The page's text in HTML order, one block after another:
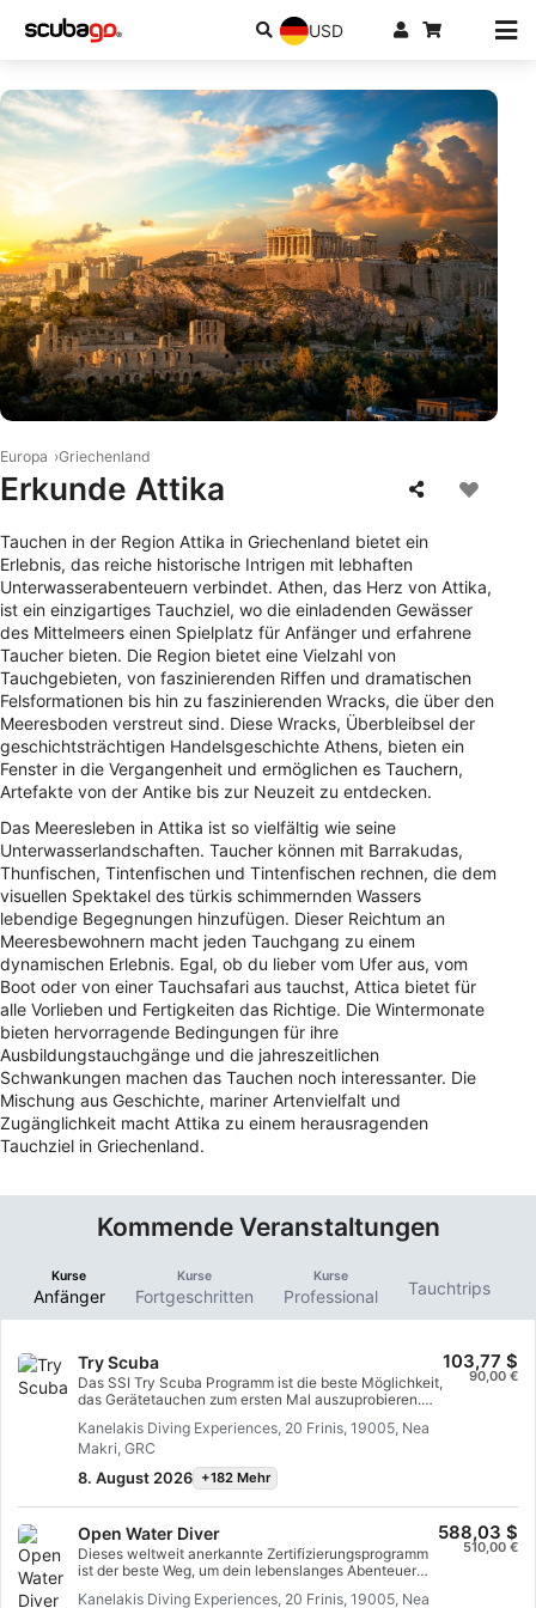
USD
Europa Griechenland
Erkunde Attika
Tauchen in der Region Attika in Griechenland bietet ein
Erlebnis, das reiche historische Intrigen mit lebhaften
Unterwasserabenteuern verbindet. Athen, das Herz von Attika,
ist ein einzigartiges Tauchziel, wo die einladenden Gewässer
des Mittelmeers einen Spielplatz für Anfänger und erfahrene
Taucher bieten. Die Region bietet eine Vielzahl von
Tauchgebieten, von faszinierenden Riffen und dramatischen
Felsformationen bis hin zu faszinierenden Wracks, die über den
Meeresboden verstreut sind. Diese Wracks, Überbleibsel der
geschichtsträchtigen Handelsgeschichte Athens, bieten ein
Fenster in die Vergangenheit und ermöglichen es Tauchern,
Artefakte von der Antike bis zur Neuzeit zu entdecken.
Das Meeresleben in Attika ist so vielfältig wie seine
Unterwasserlandschaften. Taucher können mit Barrakudas,
Thunfischen, Tintenfischen und Tintenfischen rechnen, die dem
visuellen Spektakel des türkis schimmernden Wassers
lebendige Begegnungen hinzufügen. Dieser Reichtum an
Meeresbewohnern macht jeden Tauchgang zu einem
dynamischen Erlebnis. Egal, ob du lieber vom Ufer aus, vom
Boot oder von einer Tauchsafari aus tauchst, Attica bietet für
alle Vorlieben und Fertigkeiten das Richtige. Die Wintermonate
bieten hervorragende Bedingungen für ihre
Ausbildungstauchgänge und die jahreszeitlichen
Schwankungen machen das Tauchen noch interessanter. Die
Mischung aus Geschichte, mariner Artenvielfalt und
Zugänglichkeit macht Attika zu einem herausragenden
Tauchziel in Griechenland.
Kommende Veranstaltungen
Kurse
Anfänger
Kurse
Fortgeschritten
Kurse
Professional Tauchtrips
Try Scuba
Das SSI Try Scuba Programm ist die beste Möglichkeit,
das Gerätetauchen zum ersten Mal auszuprobieren.
Instructor gut betreut, damit du diese ersten
unvergesslichen Atemzüge unter Wasser genießen und
die Magie des Tauchens erleben kannst. Am Ende
dieses kurzen Kurses wirst du dir deine SSI Try Scuba
warten auf dich und mit diesem Kurs fängt alles an.
Beginne noch heute!
Kanelakis Diving Experiences, 20 Frinis, 19005, Nea
Makri, GRC
8. August 2026 +182 Mehr
103,77 $
90,00 €
Open Water Diver
Dieses weltweit anerkannte Zertifizierungsprogramm
ist der beste Weg, um dein lebenslanges Abenteuer
Training wird mit praktischen Übungen auf dem
Kanelakis Diving Experiences, 20 Frinis, 19005, Nea
588,03 $
510,00 €